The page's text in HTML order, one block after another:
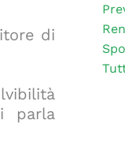
di
parla